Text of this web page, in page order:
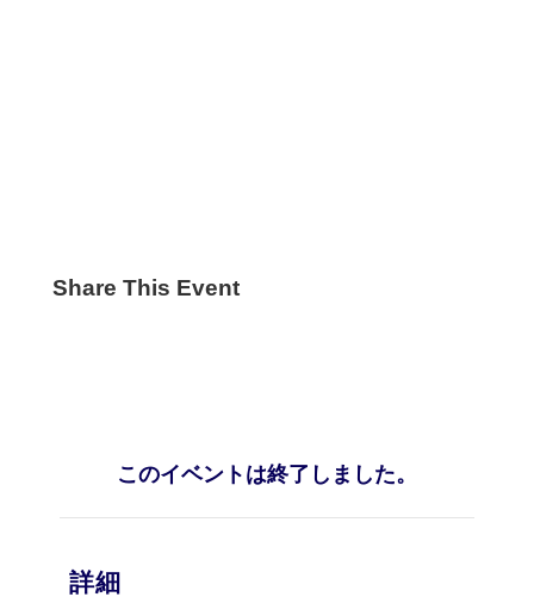
Share This Event
このイベントは終了しました。
詳細